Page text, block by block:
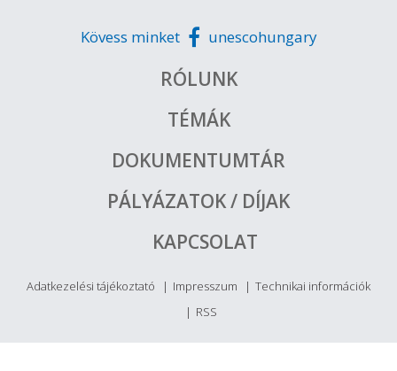
Kövess minket unescohungary
RÓLUNK
TÉMÁK
DOKUMENTUMTÁR
PÁLYÁZATOK / DÍJAK
KAPCSOLAT
Adatkezelési tájékoztató Impresszum
Technikai információk
RSS